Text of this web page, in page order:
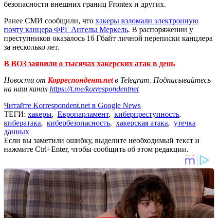
безопасности внешних границ Frontex и других.
Ранее СМИ сообщили, что хакеры взломали электронную
почту канцера ФРГ Ангелы Меркель. В распоряжении у
преступников оказалось 16 Гбайт личной переписки канцлера
за несколько лет.
В ВОЗ заявили о тысячах хакерских атак в день
Новости от Корреспондент.netв Telegram. Подписывайтесь
на наш канал https://t.me/korrespondentnet
Читайте Korrespondent.net в Google News
ТЕГИ: хакеры, Европарламент, киберпреступность,
кибератака, кибербезопасность, хакерская атака, утечка
данных
Если вы заметили ошибку, выделите необходимый текст и
нажмите Ctrl+Enter, чтобы сообщить об этом редакции.